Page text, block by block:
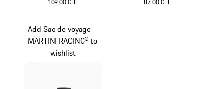
109.00 CHF 87.00 CHF
Add Sac de voyage –
MARTINI RACING® to
wishlist